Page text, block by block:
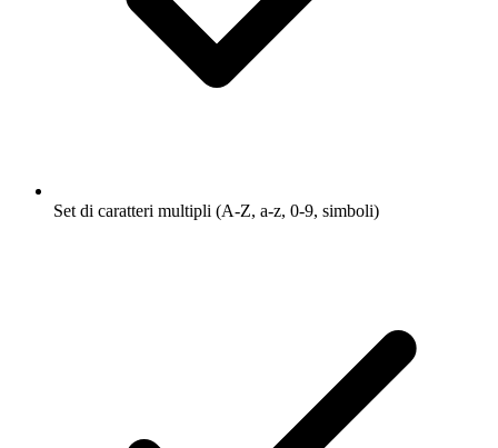
Set di caratteri multipli (A-Z, a-z, 0-9, simboli)